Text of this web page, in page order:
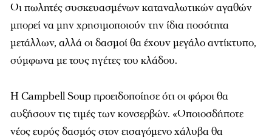
Οι πωλητές συσκευασμένων καταναλωτικών αγαθών
μπορεί να μην χρησιμοποιούν την ίδια ποσότητα
μετάλλων, αλλά οι δασμοί θα έχουν μεγάλο αντίκτυπο,
σύμφωνα με τους ηγέτες του κλάδου.
Η Campbell Soup προειδοποίησε ότι οι φόροι θα
αυξήσουν τις τιμές των κονσερβών. «Οποιοσδήποτε
νέος ευρύς δασμός στον εισαγόμενο χάλυβα θα